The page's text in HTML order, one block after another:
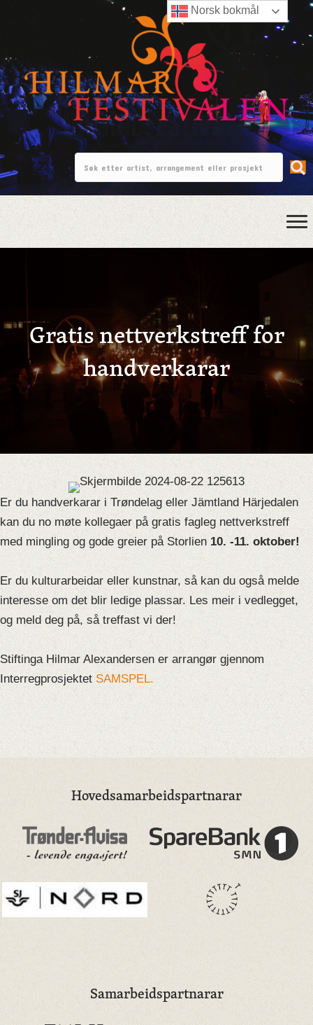
Gratis nettverkstreff for
handverkarar
Er du handverkarar i Trøndelag eller Jämtland Härjedalen
kan du no møte kollegaer på gratis fagleg nettverkstreff
med mingling og gode greier på Storlien 10. -11. oktober!
Er du kulturarbeidar eller kunstnar, så kan du også melde
interesse om det blir ledige plassar. Les meir i vedlegget,
og meld deg på, så treffast vi der!
Stiftinga Hilmar Alexandersen er arrangør gjennom
Interregprosjektet SAMSPEL.
Hovedsamarbeidspartnarar
Samarbeidspartnarar
Norsk bokmål